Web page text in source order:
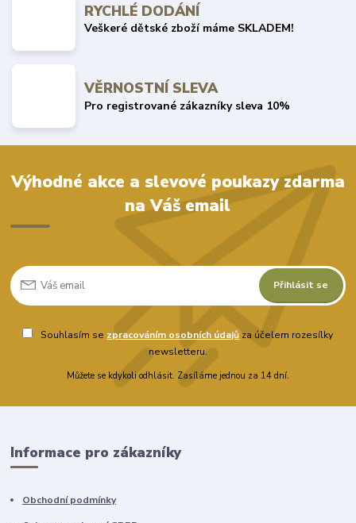
RYCHLÉ DODÁNÍ
Veškeré dětské zboží máme SKLADEM!
VĚRNOSTNÍ SLEVA
Pro registrované zákazníky sleva 10%
Výhodné akce a slevové poukazy zdarma
na Váš email
Přihlásit se
Souhlasím se zpracováním osobních údajů za účelem rozesílky
newsletteru.
Můžete se kdykoli odhlásit. Zasíláme jednou za 14 dní.
Informace pro zákazníky
Obchodní podmínky